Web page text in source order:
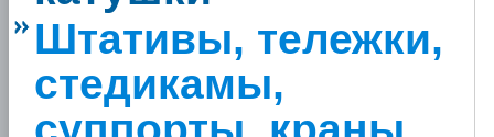
Штативы, тележки,
стедикамы,